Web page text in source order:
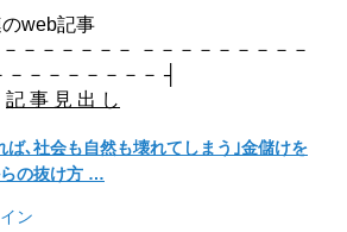
のweb記事
－－－－－－ －－－－－－－－－
－－－－－－－－ ┤
記 事 見 出 し
ば､社会も自然も壊れてしまう｣金儲けを
の抜け方 …
ン